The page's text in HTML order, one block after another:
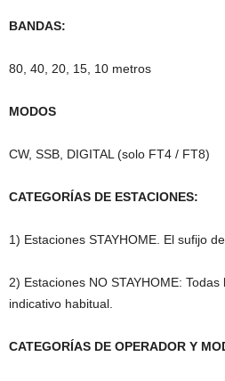
BANDAS:
80, 40, 20, 15, 10 metros
MODOS
CW, SSB, DIGITAL (solo FT4 / FT8)
CATEGORÍAS DE ESTACIONES:
1) Estaciones STAYHOME. El sufijo
2) Estaciones NO STAYHOME:
indicativo habitual.
CATEGORÍAS DE OPERADOR Y